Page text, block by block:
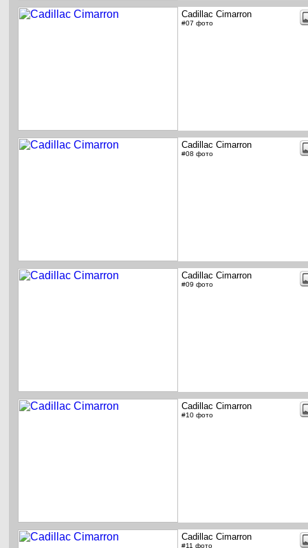
Cadillac Cimarron
#07 фото
Cadillac Cimarron
#08 фото
Cadillac Cimarron
#09 фото
Cadillac Cimarron
#10 фото
Cadillac Cimarron
#11 фото